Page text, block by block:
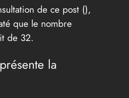
de ce post (),
que le nombre
de 32.
la